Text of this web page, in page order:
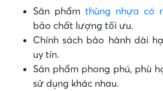
Sản phẩm thùng nhựa có
bảo chất lượng tối ưu.
Chính sách bảo hành dài
uy tín.
Sản phẩm phong phú, phù
sử dụng khác nhau.